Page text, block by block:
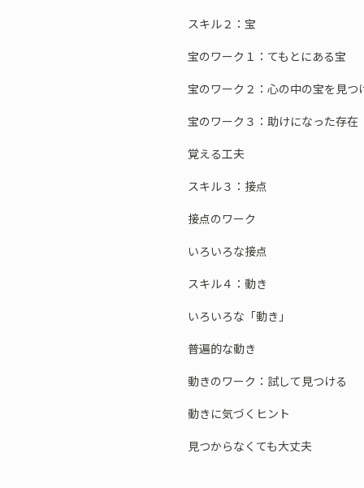
スキル２：宝
宝のワーク１：てもとにある宝
宝のワーク２：心の中の宝を見つ
宝のワーク３：助けになった存在
覚える工夫
スキル３：接点
接点のワーク
いろいろな接点
スキル４：動き
いろいろな「動き」
普遍的な動き
動きのワーク：試して見つける
動きに気づくヒント
見つからなくても大丈夫